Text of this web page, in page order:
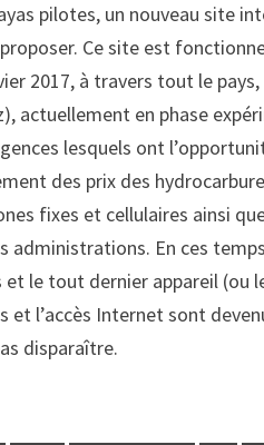
pilotes, un nouveau site
Ce site est
2017, à travers tout le
actuellement en phase
lesquels ont
des prix des
fixes et cellulaires ainsi
administrations. En ces
le tout dernier appareil (ou
l’accès Internet sont
disparaître.